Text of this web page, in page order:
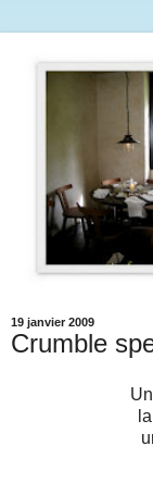
19 janvier 2009
Crumble
la